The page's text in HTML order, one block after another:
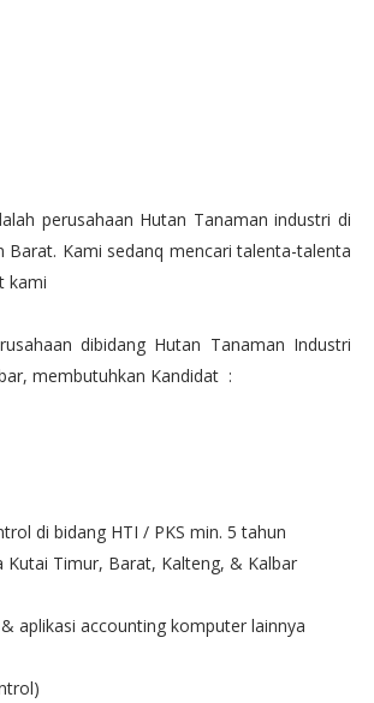
perusahaan Hutan Tanaman industri di
Barat. Kami sedanq mencari talenta-talenta
kami
dibidang Hutan Tanaman Industri
membutuhkan Kandidat :
di bidang HTI / PKS min. 5 tahun
Kutai Timur, Barat, Kalteng, & Kalbar
aplikasi accounting komputer lainnya